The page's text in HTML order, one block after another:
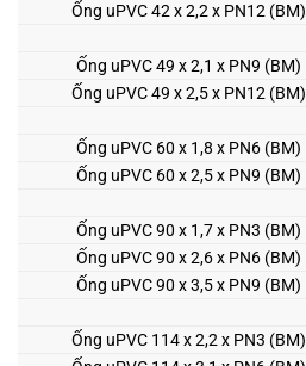
Ống uPVC 42 x 2,2 x PN12 (BM)
Ống uPVC 49 x 2,1 x PN9 (BM)
Ống uPVC 49 x 2,5 x PN12 (BM)
Ống uPVC 60 x 1,8 x PN6 (BM)
Ống uPVC 60 x 2,5 x PN9 (BM)
Ống uPVC 90 x 1,7 x PN3 (BM)
Ống uPVC 90 x 2,6 x PN6 (BM)
Ống uPVC 90 x 3,5 x PN9 (BM)
Ống uPVC 114 x 2,2 x PN3 (BM)